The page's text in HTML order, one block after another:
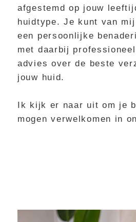
afgestemd op jouw
huidtype. Je kunt van mij
een persoonlijke
met daarbij
advies over de beste
jouw huid.
Ik kijk er naar uit om je
mogen verwelkomen in